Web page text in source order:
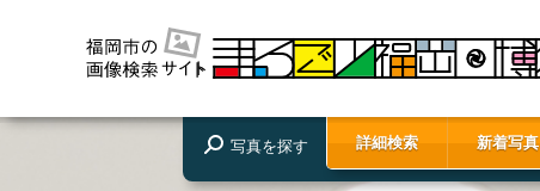
写真を探す 詳細検索 新着写真